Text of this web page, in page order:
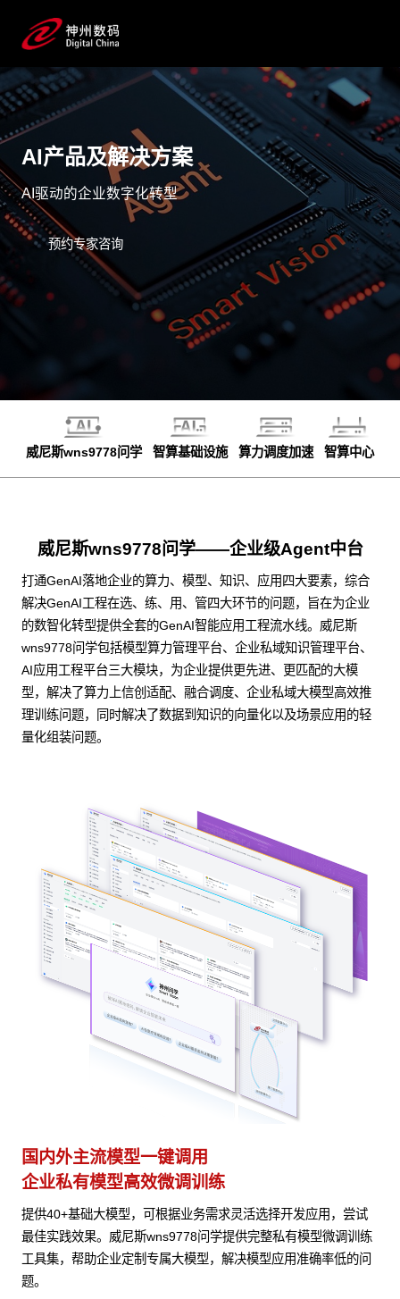
AI产品及解决方案
AI驱动的企业数字化转型
预约专家咨询
威尼斯wns9778问学 智算基础设施 算力调度加速 智算中心
威尼斯wns9778问学——企业级Agent中台
打通GenAI落地企业的算力、模型、知识、应用四大要素，综合
解决GenAI工程在选、练、用、管四大环节的问题，旨在为企业
的数智化转型提供全套的GenAI智能应用工程流水线。威尼斯
wns9778问学包括模型算力管理平台、企业私域知识管理平台、
AI应用工程平台三大模块，为企业提供更先进、更匹配的大模
型，解决了算力上信创适配、融合调度、企业私域大模型高效推
理训练问题，同时解决了数据到知识的向量化以及场景应用的轻
量化组装问题。
多模态多层级知识库权限管理
激活企业数据资产
威尼斯wns9778问学支持文本、图片、音视频、网页等结构化与
非结构化知识格式有效整合， 可结合访问权限进行管理控制，保
障数据安全，打造企业级私域知识库。
预约专家咨询 >>